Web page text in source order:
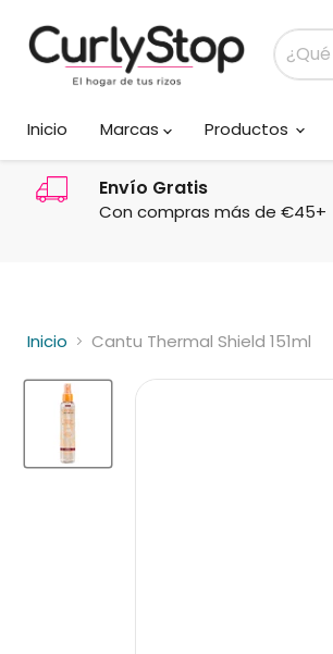
Inicio
Marcas Productos
Envío Gratis
Con compras más de €45+
Inicio Cantu Thermal Shield 151ml